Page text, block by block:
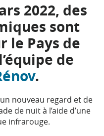
2022, des
sont
le Pays de
de
.
nouveau regard et de
de nuit à l’aide d’une
infrarouge.